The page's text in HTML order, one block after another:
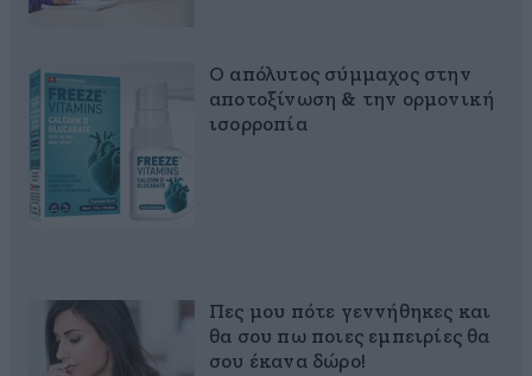
Ο απόλυτος σύμμαχος στην
αποτοξίνωση & την ορμονική
ισορροπία
Πες μου πότε γεννήθηκες και
θα σου πω ποιες εμπειρίες θα
σου έκανα δώρο!